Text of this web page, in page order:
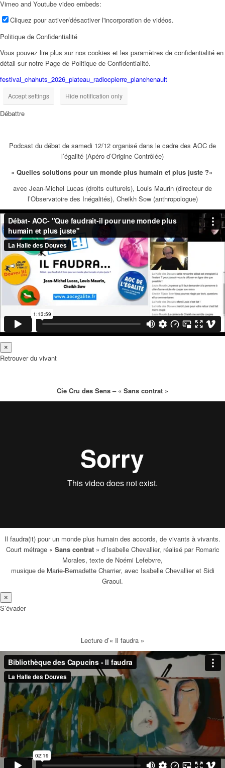
Vimeo and Youtube video embeds:
Cliquez pour activer/désactiver l'incorporation de vidéos.
Politique de Confidentialité
Vous pouvez lire plus sur nos cookies et les paramètres de confidentialité en
détail sur notre Page de Politique de Confidentialité.
festival_chahuts_2026_plateau_radiocpierre_planchenault
Accept settings Hide notification only
Débattre
Podcast du débat de samedi 12/12 organisé dans le cadre des AOC de
l’égalité (Apéro d’Origine Contrôlée)
« Quelles solutions pour un monde plus humain et plus juste ?«
avec Jean-Michel Lucas (droits culturels), Louis Maurin (directeur de
l’Observatoire des Inégalités), Cheikh Sow (anthropologue)
×
Retrouver du vivant
Cie Cru des Sens – « Sans contrat »
Il faudra(it) pour un monde plus humain des accords, de vivants à vivants.
Court métrage « Sans contrat» d’Isabelle Chevallier, réalisé par Romaric
Morales, texte de Noémi Lefebvre,
musique de Marie-Bernadette Charrier, avec Isabelle Chevallier et Sidi
Graoui.
×
S’évader
Lecture d’« Il faudra »